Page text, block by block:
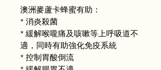
澳洲麥蘆卡蜂蜜有助：
* 消炎殺菌
* 緩解喉嚨痛及咳嗽等上呼吸道不
適，同時有助強化免疫系統
* 控制胃酸倒流